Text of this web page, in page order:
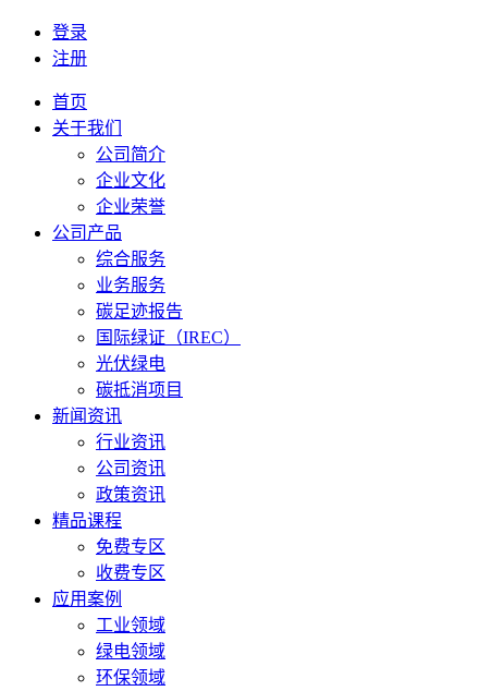
登录
注册
首页
关于我们
公司简介
企业文化
企业荣誉
公司产品
综合服务
业务服务
碳足迹报告
国际绿证（IREC）
光伏绿电
碳抵消项目
新闻资讯
行业资讯
公司资讯
政策资讯
精品课程
免费专区
收费专区
应用案例
工业领域
绿电领域
环保领域